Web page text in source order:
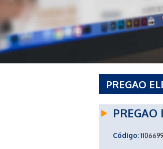
PREGAO
PREGAO
Código: